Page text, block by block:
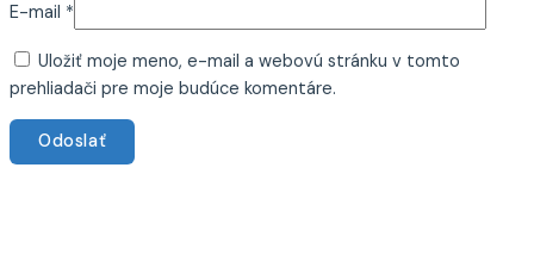
E-mail *
Uložiť moje meno, e-mail a webovú stránku v tomto
prehliadači pre moje budúce komentáre.